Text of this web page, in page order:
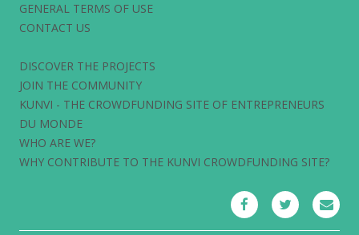
GENERAL TERMS OF USE
CONTACT US
DISCOVER THE PROJECTS
JOIN THE COMMUNITY
KUNVI - THE CROWDFUNDING SITE OF ENTREPRENEURS
DU MONDE
WHO ARE WE?
WHY CONTRIBUTE TO THE KUNVI CROWDFUNDING SITE?